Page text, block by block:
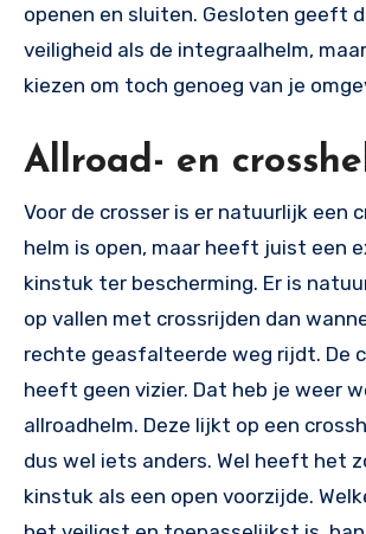
openen en sluiten. Gesloten geeft
veiligheid als de integraalhelm,
kiezen om toch genoeg van je
Allroad- en
Voor de crosser is er natuurlijk een
helm is open, maar heeft juist een
kinstuk ter bescherming. Er is
op vallen met crossrijden dan
rechte geasfalteerde weg rijdt. De
heeft geen vizier. Dat heb je weer
allroadhelm. Deze lijkt op een
dus wel iets anders. Wel heeft het
kinstuk als een open voorzijde.